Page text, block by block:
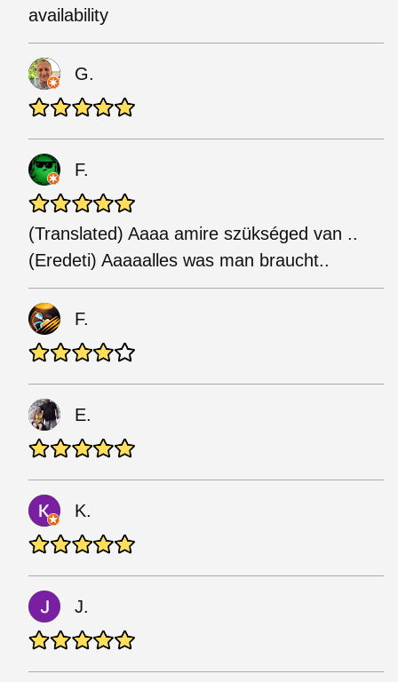
availability
G.
F.
(Translated) Aaaa amire szükséged van ..
(Eredeti) Aaaaalles was man braucht..
F.
E.
K.
J.